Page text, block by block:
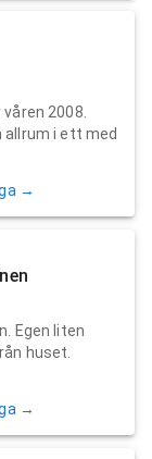
2008.
allrum i ett med
→
Egen liten
huset.
→